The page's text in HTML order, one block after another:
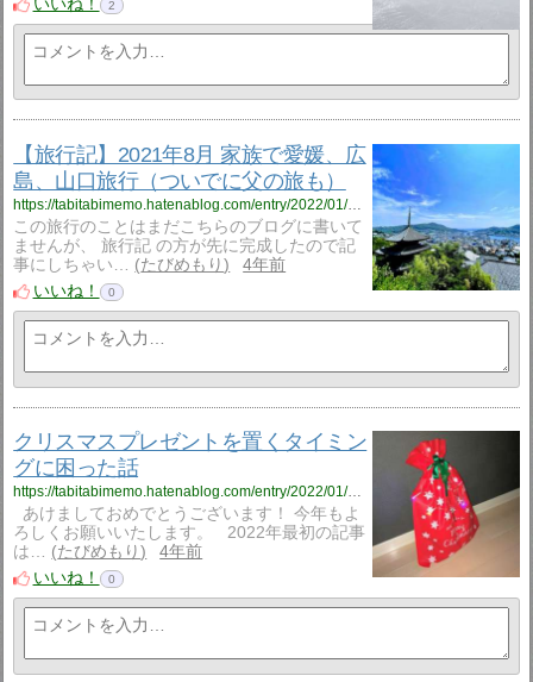
いいね！
2
【旅行記】2021年8月 家族で愛媛、広
島、山口旅行（ついでに父の旅も）
https://tabitabimemo.hatenablog.com/entry/2022/01/06/180000
この旅行のことはまだこちらのブログに書いて
ませんが、 旅行記 の方が先に完成したので記
事にしちゃい…
たびめもり
4年前
いいね！
0
クリスマスプレゼントを置くタイミン
グに困った話
https://tabitabimemo.hatenablog.com/entry/2022/01/04/171452
あけましておめでとうございます！ 今年もよ
ろしくお願いいたします。 2022年最初の記事
は…
たびめもり
4年前
いいね！
0